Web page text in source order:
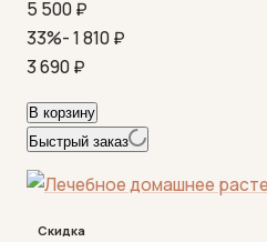
5 500₽
33%- 1 810₽
3 690₽
В корзину
Быстрый заказ
Скидка